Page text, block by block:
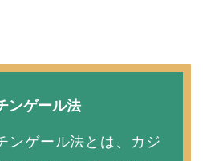
ンゲール法
ンゲール法とは、カジ